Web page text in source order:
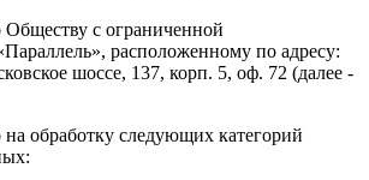
Обществу с ограниченной
расположенному по адресу:
шоссе, 137, корп. 5, оф. 72 (далее -
обработку следующих категорий